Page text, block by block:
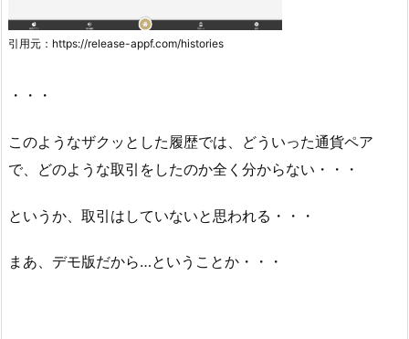
引用元：https://release-appf.com/histories
・・・
このようなザクッとした履歴では、どういった通貨ペア
で、どのような取引をしたのか全く分からない・・・
というか、取引はしていないと思われる・・・
まあ、デモ版だから…ということか・・・